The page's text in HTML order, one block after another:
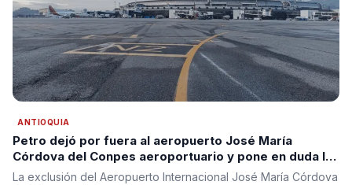
ANTIOQUIA
Petro dejó por fuera al aeropuerto José María
Córdova del Conpes aeroportuario y pone en duda la
segunda pista para Antioquia
La exclusión del Aeropuerto Internacional José María Córdova